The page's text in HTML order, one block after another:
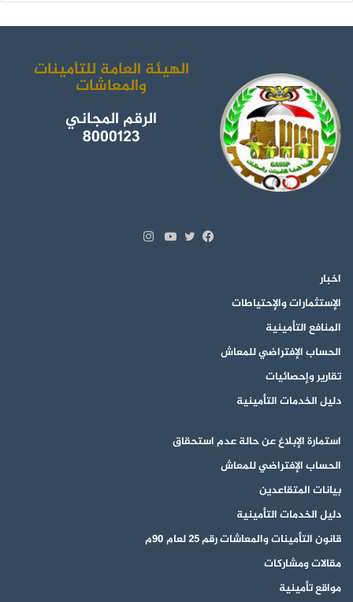
الهيئة العامة للتأمينات
والمعاشات
الرقم المجاني
8000123
اخبار
الإستثمارات والإحتياطات
المنافع التأمينية
الحساب الإفتراضي للمعاش
تقارير وإحصائيات
دليل الخدمات التأمينية
استمارة الإبلاغ عن حالة عدم استحقاق
الحساب الإفتراضي للمعاش
بيانات المتقاعدين
دليل الخدمات التأمينية
قانون التأمينات والمعاشات رقم 25 لعام 90م
مقالات ومشاركات
مواقع تأمينية